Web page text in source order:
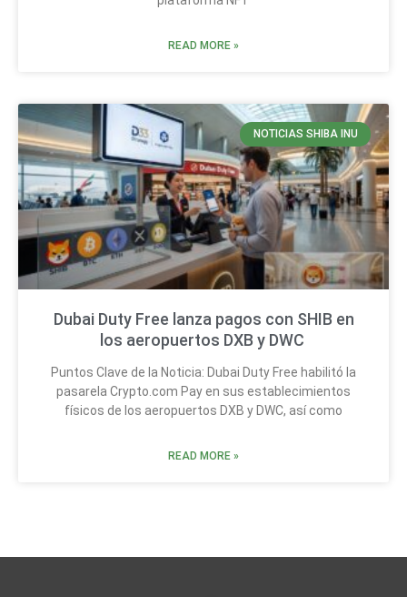
READ MORE »
NOTICIAS SHIBA INU
Dubai Duty Free lanza pagos con SHIB en
los aeropuertos DXB y DWC
Puntos Clave de la Noticia: Dubai Duty Free habilitó la
pasarela Crypto.com Pay en sus establecimientos
físicos de los aeropuertos DXB y DWC, así como
READ MORE »